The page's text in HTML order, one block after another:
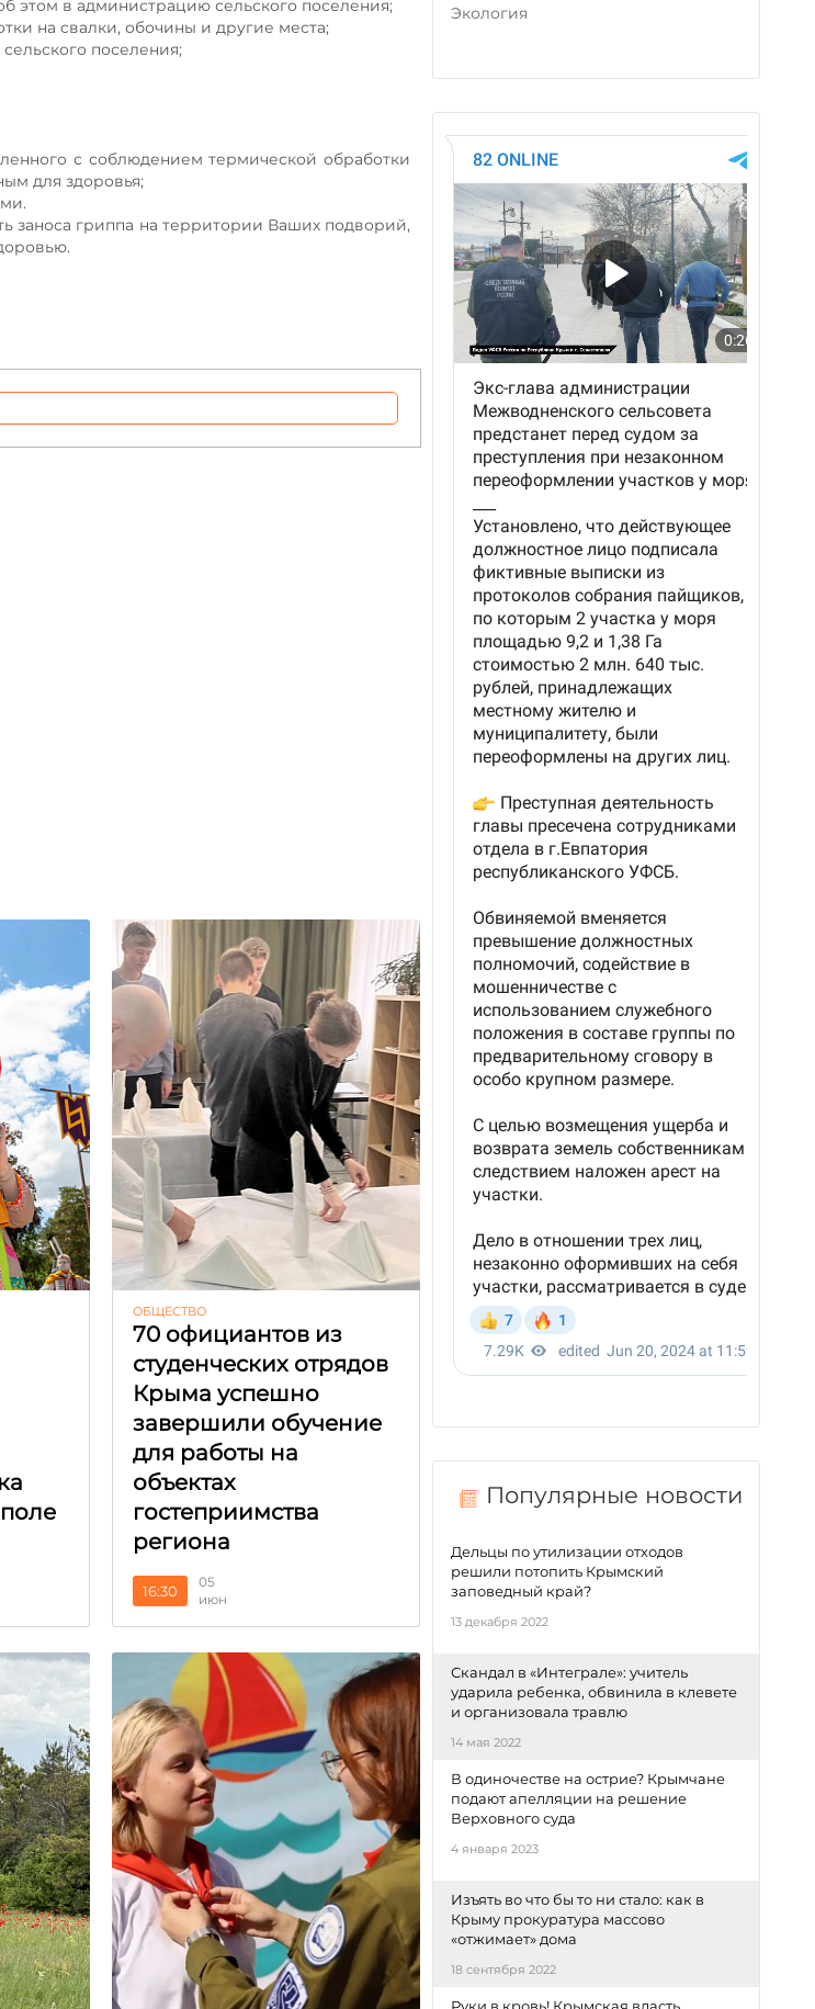
этом в администрацию сельского поселения;
на свалки, обочины и другие места;
поселения;
с соблюдением термической обработки
для здоровья;
заноса гриппа на территории Ваших подворий,
ОБЩЕСТВО
70 официантов из
студенческих отрядов
Крыма успешно
завершили обучение
для работы на
объектах
гостеприимства
региона
16:30
05
июн
Популярные новости
Дельцы по утилизации отходов
решили потопить Крымский
заповедный край?
13 декабря 2022
Скандал в «Интеграле»: учитель
ударила ребенка, обвинила в клевете
и организовала травлю
14 мая 2022
В одиночестве на острие? Крымчане
подают апелляции на решение
Верховного суда
4 января 2023
Изъять во что бы то ни стало: как в
Крыму прокуратура массово
«отжимает» дома
18 сентября 2022
Экология